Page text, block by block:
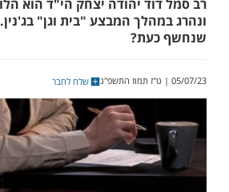
הלוחם שנפל
המבצע "בית וגן" בג'נין.
שלח לחבר